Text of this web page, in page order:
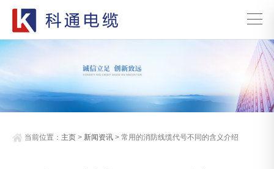
当前位置： 主页 > 新闻资讯 > 常用的消防线缆代号不同的含义介绍